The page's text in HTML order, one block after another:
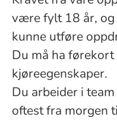
være fylt 18 år,
kunne utføre
Du må ha
kjøreegenskaper.
Du arbeider i
oftest fra morgen